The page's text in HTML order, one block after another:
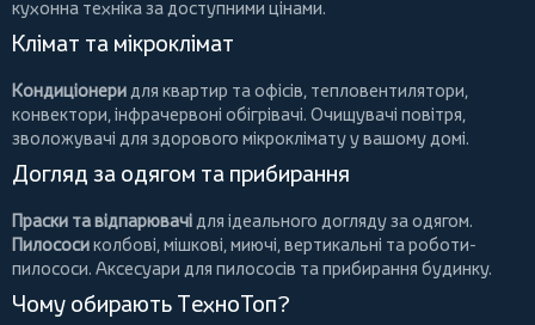
кухонна техніка за доступними цінами.
Клімат та мікроклімат
Кондиціонеридля квартир та офісів, тепловентилятори,
конвектори,інфрачервоні обігрівачі. Очищувачі повітря,
зволожувачі для здорового мікроклімату у вашому домі.
Догляд за одягом та прибирання
Праски та відпарювачідля ідеального догляду за одягом.
Пилососиколбові,мішкові,миючі,вертикальні тароботи-
пилососи. Аксесуари для пилососів та прибирання будинку.
Чому обирають ТехноТоп?